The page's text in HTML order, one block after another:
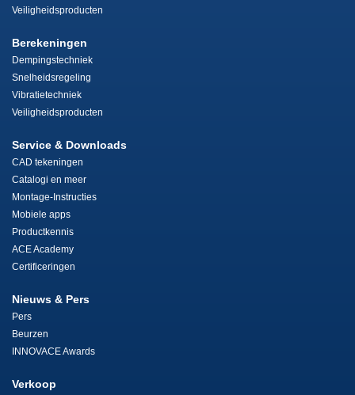
Veiligheidsproducten
Berekeningen
Dempingstechniek
Snelheidsregeling
Vibratietechniek
Veiligheidsproducten
Service & Downloads
CAD tekeningen
Catalogi en meer
Montage-Instructies
Mobiele apps
Productkennis
ACE Academy
Certificeringen
Nieuws & Pers
Pers
Beurzen
INNOVACE Awards
Verkoop